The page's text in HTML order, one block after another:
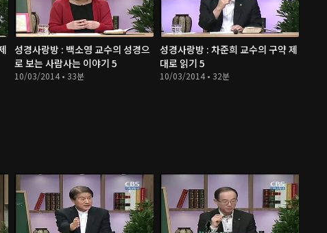
성경사랑방 : 백소영 교수의 성경으
로 보는 사람사는 이야기 5
10/03/2014 • 33분
성경사랑방 : 차준희 교수의 구약 제
대로 읽기 5
10/03/2014 • 32분